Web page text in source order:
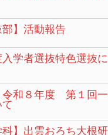
部】活動報告
学者選抜特色選抜
令和８年度 第１回
科】出雲おろち大根